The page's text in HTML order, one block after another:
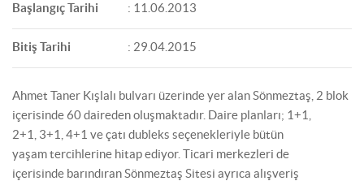
Başlangıç Tarihi : 11.06.2013
Bitiş Tarihi : 29.04.2015
Ahmet Taner Kışlalı bulvarı üzerinde yer alan Sönmeztaş, 2 blok
içerisinde 60 daireden oluşmaktadır. Daire planları; 1+1,
2+1, 3+1, 4+1 ve çatı dubleks seçenekleriyle bütün
yaşam tercihlerine hitap ediyor. Ticari merkezleri de
içerisinde barındıran Sönmeztaş Sitesi ayrıca alışveriş